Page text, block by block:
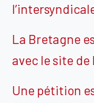
La Bretagne
avec le site
Une pétition